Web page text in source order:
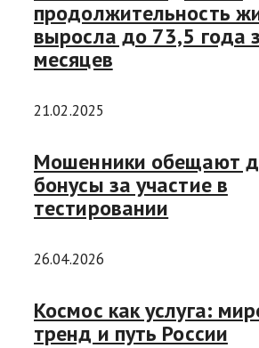
продолжительность
выросла до 73,5 года
месяцев
21.02.2025
Мошенники обещают
бонусы за участие в
тестировании
26.04.2026
Космос как услуга:
тренд и путь России